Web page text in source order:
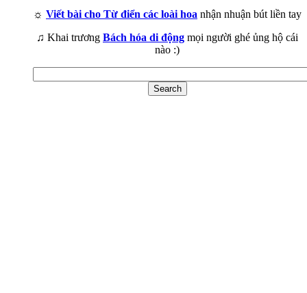
☼ Viết bài cho Từ điển các loài hoa nhận nhuận bút liền tay
♫ Khai trương Bách hóa di động mọi người ghé ủng hộ cái
nào :)